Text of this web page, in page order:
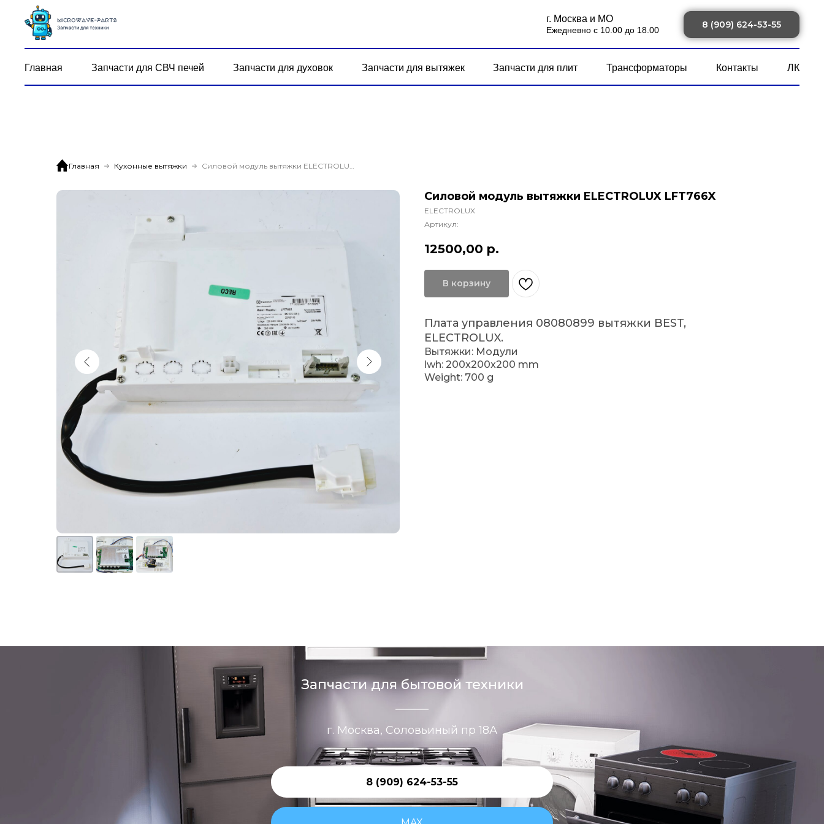
г. Москва и МО
Ежедневно с 10.00 до 18.00
8 (909) 624-53-55
Главная Запчасти для СВЧ печей Запчасти для духовок Запчасти для вытяжек Запчасти для плит Трансформаторы Контакты ЛК
Главная Кухонные вытяжки
Силовой модуль вытяжки ELECTROLUX LFT766X
ELECTROLUX
Артикул:
12500,00 р.
В корзину
Плата управления 08080899 вытяжки BEST,
ELECTROLUX.
Вытяжки: Модули
lwh: 200x200x200 mm
Weight: 700 g
Запчасти для бытовой техники
г. Москва, Соловьиный пр 18А
8 (909) 624-53-55